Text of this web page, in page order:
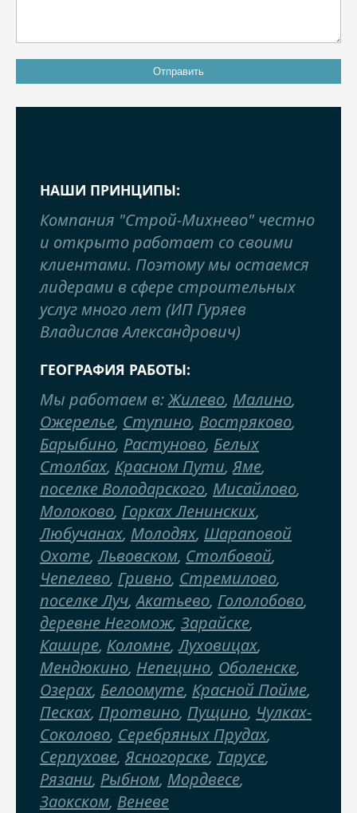
НАШИ ПРИНЦИПЫ:
Компания "Строй-Михнево" честно
и открыто работает со своими
клиентами. Поэтому мы остаемся
лидерами в сфере строительных
услуг много лет (ИП Гуряев
Владислав Александрович)
ГЕОГРАФИЯ РАБОТЫ:
Мы работаем в:Жилево, Малино,
Ожерелье, Ступино, Востряково,
Барыбино, Растуново, Белых
Столбах, Красном Пути,Яме,
поселке Володарского, Мисайлово,
Молоково, Горках Ленинских,
Любучанах, Молодях, Шараповой
Охоте,Львовском, Столбовой,
Чепелево, Гривно, Стремилово,
поселке Луч,Акатьево, Гололобово,
деревне Негомож, Зарайске,
Кашире, Коломне,Луховицах,
Мендюкино, Непецино, Оболенске,
Озерах, Белоомуте, Красной Пойме,
Песках, Протвино, Пущино, Чулках-
Соколово, Серебряных Прудах,
Серпухове,Ясногорске, Тарусе,
Рязани, Рыбном, Мордвесе,
Заокском, Веневе